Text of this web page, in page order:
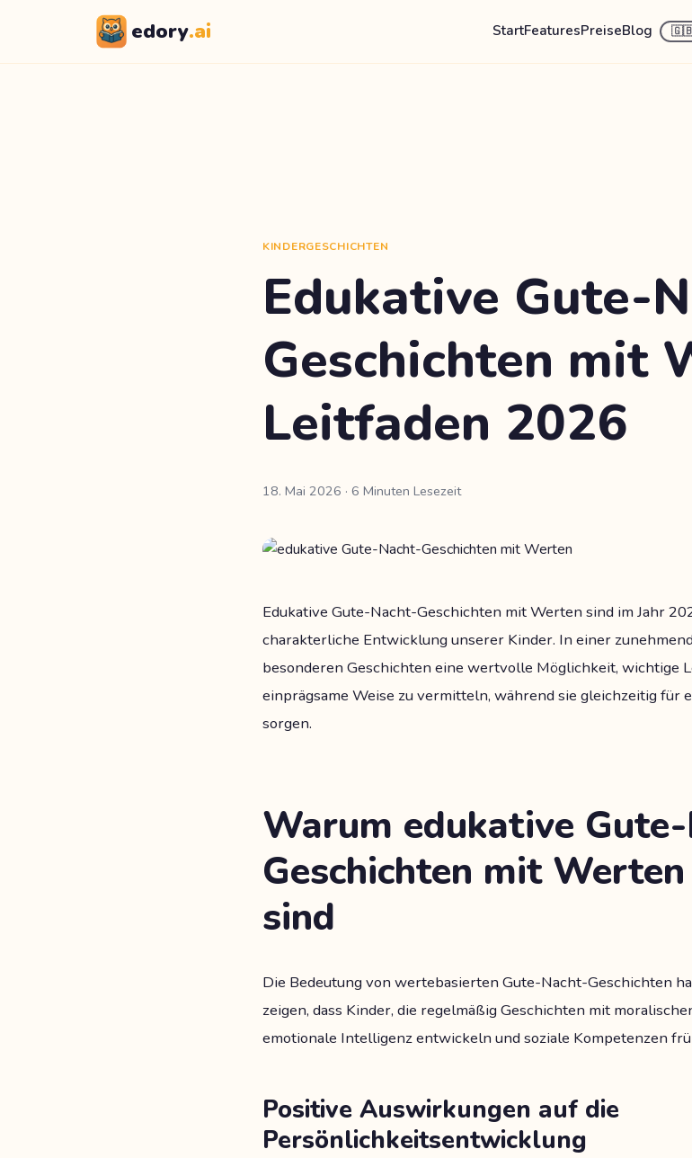
edory.ai StartFeaturesPreiseBlog 🇬🇧
KINDERGESCHICHTEN
Edukative Gute-
Geschichten mit
Leitfaden 2026
18. Mai 2026 · 6 Minuten Lesezeit
Edukative Gute-Nacht-Geschichten mit Werten sind im Jahr
charakterliche Entwicklung unserer Kinder. In einer
besonderen Geschichten eine wertvolle Möglichkeit, wichtige
einprägsame Weise zu vermitteln, während sie gleichzeitig für
sorgen.
Warum edukative
Geschichten mit
sind
Die Bedeutung von wertebasierten Gute-Nacht-Geschichten
zeigen, dass Kinder, die regelmäßig Geschichten mit
emotionale Intelligenz entwickeln und soziale Kompetenzen
Positive Auswirkungen auf die
Persönlichkeitsentwicklung